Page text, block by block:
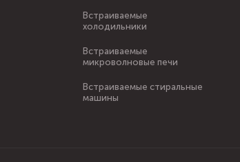
Встраиваемые
холодильники
Встраиваемые
микроволновые печи
Встраиваемые стиральные
машины